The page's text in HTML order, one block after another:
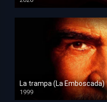
HD 1080p
La trampa (La Emboscada)
1999
HD 1080p